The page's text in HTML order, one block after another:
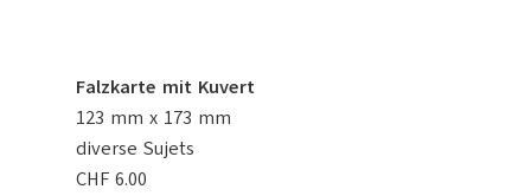
Falzkarte mit Kuvert
123 mm x 173 mm
diverse Sujets
CHF 6.00